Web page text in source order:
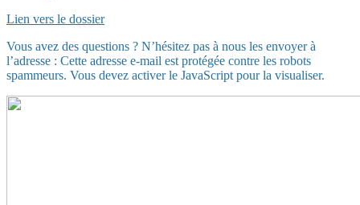
Lien vers le dossier
Vous avez des questions ? N’hésitez pas à nous les envoyer à
l’adresse : Cette adresse e-mail est protégée contre les robots
spammeurs. Vous devez activer le JavaScript pour la visualiser.